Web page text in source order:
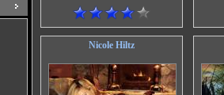
Nicole Hiltz